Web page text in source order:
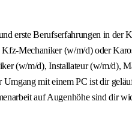
erste Berufserfahrungen in der
Mechaniker (w/m/d) oder
(w/m/d), Installateur (w/m/d),
Umgang mit einem PC ist dir
auf Augenhöhe sind dir